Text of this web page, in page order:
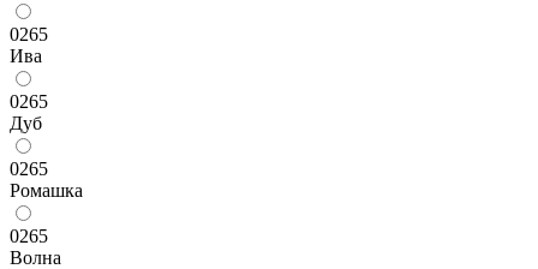
0265
Ива
0265
Дуб
0265
Ромашка
0265
Волна